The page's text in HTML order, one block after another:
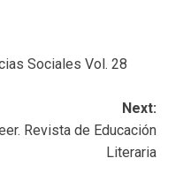
Sociales Vol. 28
Next:
Revista de Educación
Literaria